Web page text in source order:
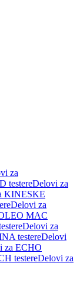
za
testereDelovi za
KINESKE
Delovi za
MAC
Delovi za
testereDelovi
za ECHO
testereDelovi za